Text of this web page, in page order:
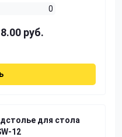
0
руб.
для стола
12